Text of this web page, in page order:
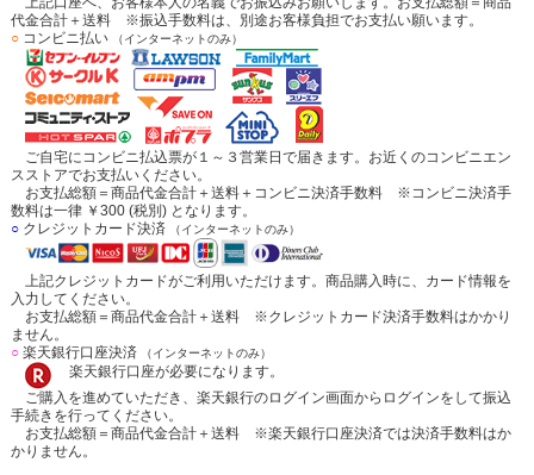
代金合計＋送料 ※振込手数料は、別途お客様負担でお支払い願います。
○コンビニ払い （インターネットのみ）
ご自宅にコンビニ払込票が１～３営業日で届きます。お近くのコンビニエン
スストアでお支払いください。
お支払総額＝商品代金合計＋送料＋コンビニ決済手数料 ※コンビニ決済手
数料は一律 ￥300 (税別) となります。
○クレジットカード決済 （インターネットのみ）
上記クレジットカードがご利用いただけます。商品購入時に、カード情報を
入力してください。
お支払総額＝商品代金合計＋送料 ※クレジットカード決済手数料はかかり
ません。
○楽天銀行口座決済 （インターネットのみ）
楽天銀行口座が必要になります。
ご購入を進めていただき、楽天銀行のログイン画面からログインをして振込
手続きを行ってください。
お支払総額＝商品代金合計＋送料 ※楽天銀行口座決済では決済手数料はか
かりません。